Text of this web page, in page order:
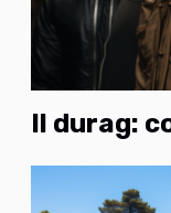
Il durag: